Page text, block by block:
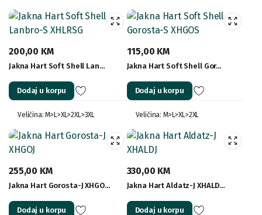
200,00 KM
Jakna Hart Soft Shell Lan…
Dodaj u korpu
Veličina: M>L>XL>2XL>3XL
115,00 KM
Jakna Hart Soft Shell Gor…
Dodaj u korpu
Veličina: M>L>XL>2XL
255,00 KM
Jakna Hart Gorosta-J XHGO…
Dodaj u korpu
330,00 KM
Jakna Hart Aldatz-J XHALD…
Dodaj u korpu